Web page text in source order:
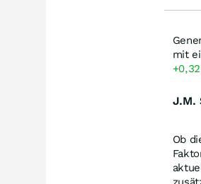
mit
+0,32
J.M.
Ob